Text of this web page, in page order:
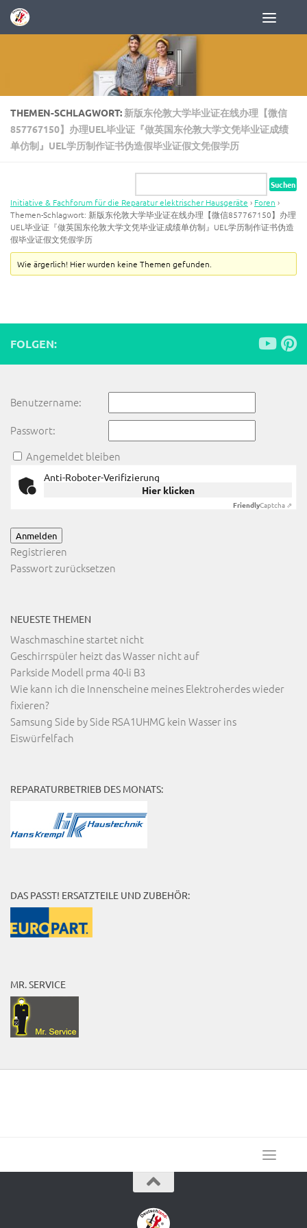
Zum Inhalt springen
THEMEN-SCHLAGWORT: 新版东伦敦大学毕业证在线办理【微信
857767150】办理UEL毕业证『做英国东伦敦大学文凭毕业证成绩
单仿制』UEL学历制作证书伪造假毕业证假文凭假学历
Initiative & Fachforum für die Reparatur elektrischer Hausgeräte › Foren ›
Themen-Schlagwort: 新版东伦敦大学毕业证在线办理【微信857767150】办理
UEL毕业证『做英国东伦敦大学文凭毕业证成绩单仿制』UEL学历制作证书伪造
假毕业证假文凭假学历
Wie ärgerlich! Hier wurden keine Themen gefunden.
FOLGEN:
Benutzername:
Passwort:
Angemeldet bleiben
Anti-Roboter-Verifizierung
Hier klicken
FriendlyCaptcha ⇗
Anmelden
Registrieren
Passwort zurücksetzen
NEUESTE THEMEN
Waschmaschine startet nicht
Geschirrspüler heizt das Wasser nicht auf
Parkside Modell prma 40-li B3
Wie kann ich die Innenscheine meines Elektroherdes wieder
fixieren?
Samsung Side by Side RSA1UHMG kein Wasser ins
Eiswürfelfach
REPARATURBETRIEB DES MONATS:
DAS PASST! ERSATZTEILE UND ZUBEHÖR:
MR. SERVICE